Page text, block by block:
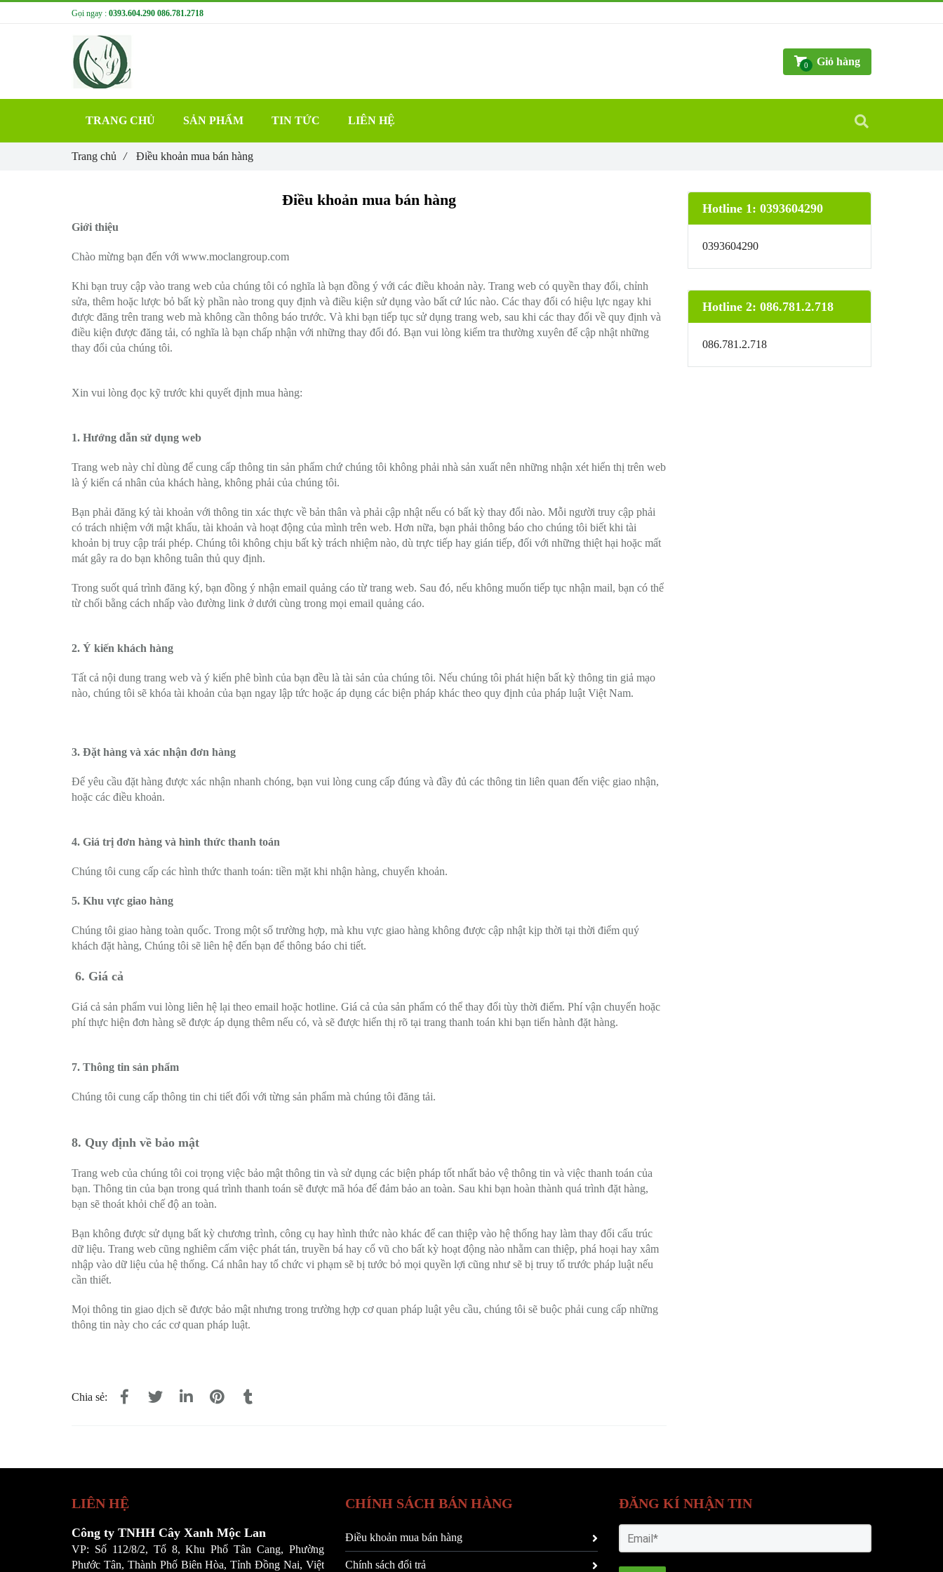
Điều khoản mua bán hàng
Giới thiệu
Chào mừng bạn đến với www.moclangroup.com
Khi bạn truy cập vào trang web của chúng tôi có nghĩa là bạn đồng ý với các điều khoản này. Trang web có quyền thay đổi, chỉnh
sửa, thêm hoặc lược bỏ bất kỳ phần nào trong quy định và điều kiện sử dụng vào bất cứ lúc nào. Các thay đổi có hiệu lực ngay khi
được đăng trên trang web mà không cần thông báo trước. Và khi bạn tiếp tục sử dụng trang web, sau khi các thay đổi về quy định và
điều kiện được đăng tải, có nghĩa là bạn chấp nhận với những thay đổi đó. Bạn vui lòng kiểm tra thường xuyên để cập nhật những
thay đổi của chúng tôi.
Xin vui lòng đọc kỹ trước khi quyết định mua hàng:
1. Hướng dẫn sử dụng web
Trang web này chỉ dùng để cung cấp thông tin sản phẩm chứ chúng tôi không phải nhà sản xuất nên những nhận xét hiển thị trên web
là ý kiến cá nhân của khách hàng, không phải của chúng tôi.
Bạn phải đăng ký tài khoản với thông tin xác thực về bản thân và phải cập nhật nếu có bất kỳ thay đổi nào. Mỗi người truy cập phải
có trách nhiệm với mật khẩu, tài khoản và hoạt động của mình trên web. Hơn nữa, bạn phải thông báo cho chúng tôi biết khi tài
khoản bị truy cập trái phép. Chúng tôi không chịu bất kỳ trách nhiệm nào, dù trực tiếp hay gián tiếp, đối với những thiệt hại hoặc mất
mát gây ra do bạn không tuân thủ quy định.
Trong suốt quá trình đăng ký, bạn đồng ý nhận email quảng cáo từ trang web. Sau đó, nếu không muốn tiếp tục nhận mail, bạn có thể
từ chối bằng cách nhấp vào đường link ở dưới cùng trong mọi email quảng cáo.
2. Ý kiến khách hàng
Tất cả nội dung trang web và ý kiến phê bình của bạn đều là tài sản của chúng tôi. Nếu chúng tôi phát hiện bất kỳ thông tin giả mạo
nào, chúng tôi sẽ khóa tài khoản của bạn ngay lập tức hoặc áp dụng các biện pháp khác theo quy định của pháp luật Việt Nam.
3. Đặt hàng và xác nhận đơn hàng
Để yêu cầu đặt hàng được xác nhận nhanh chóng, bạn vui lòng cung cấp đúng và đầy đủ các thông tin liên quan đến việc giao nhận,
hoặc các điều khoản.
4. Giá trị đơn hàng và hình thức thanh toán
Chúng tôi cung cấp các hình thức thanh toán: tiền mặt khi nhận hàng, chuyển khoản.
5. Khu vực giao hàng
Chúng tôi giao hàng toàn quốc. Trong một số trường hợp, mà khu vực giao hàng không được cập nhật kịp thời tại thời điểm quý
khách đặt hàng, Chúng tôi sẽ liên hệ đến bạn để thông báo chi tiết.
6. Giá cả
Giá cả sản phẩm vui lòng liên hệ lại theo email hoặc hotline. Giá cả của sản phẩm có thể thay đổi tùy thời điểm. Phí vận chuyển hoặc
phí thực hiện đơn hàng sẽ được áp dụng thêm nếu có, và sẽ được hiển thị rõ tại trang thanh toán khi bạn tiến hành đặt hàng.
7. Thông tin sản phẩm
Chúng tôi cung cấp thông tin chi tiết đối với từng sản phẩm mà chúng tôi đăng tải.
8. Quy định về bảo mật
Trang web của chúng tôi coi trọng việc bảo mật thông tin và sử dụng các biện pháp tốt nhất bảo vệ thông tin và việc thanh toán của
bạn. Thông tin của bạn trong quá trình thanh toán sẽ được mã hóa để đảm bảo an toàn. Sau khi bạn hoàn thành quá trình đặt hàng,
bạn sẽ thoát khỏi chế độ an toàn.
Bạn không được sử dụng bất kỳ chương trình, công cụ hay hình thức nào khác để can thiệp vào hệ thống hay làm thay đổi cấu trúc
dữ liệu. Trang web cũng nghiêm cấm việc phát tán, truyền bá hay cổ vũ cho bất kỳ hoạt động nào nhằm can thiệp, phá hoại hay xâm
nhập vào dữ liệu của hệ thống. Cá nhân hay tổ chức vi phạm sẽ bị tước bỏ mọi quyền lợi cũng như sẽ bị truy tố trước pháp luật nếu
cần thiết.
Mọi thông tin giao dịch sẽ được bảo mật nhưng trong trường hợp cơ quan pháp luật yêu cầu, chúng tôi sẽ buộc phải cung cấp những
thông tin này cho các cơ quan pháp luật.
Chia sẻ:
Hotline 1: 0393604290
0393604290
Hotline 2: 086.781.2.718
086.781.2.718
Trang chủ / Điều khoản mua bán hàng
Gọi ngay : 0393.604.290 086.781.2718
0 Giỏ hàng
TRANG CHỦ SẢN PHẨM TIN TỨC LIÊN HỆ
LIÊN HỆ
Công ty TNHH Cây Xanh Mộc Lan
VP: Số 112/8/2, Tổ 8, Khu Phố Tân Cang, Phường
Phước Tân, Thành Phố Biên Hòa, Tỉnh Đồng Nai, Việt
CHÍNH SÁCH BÁN HÀNG
Điều khoản mua bán hàng
Chính sách đổi trả
ĐĂNG KÍ NHẬN TIN